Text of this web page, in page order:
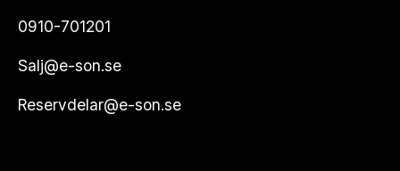
0910-701201
Salj@e-son.se
Reservdelar@e-son.se